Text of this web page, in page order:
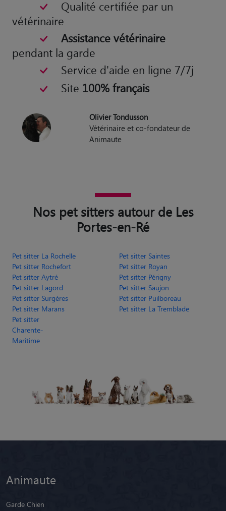
Qualité certifiée par un
vétérinaire
Assistance vétérinaire
pendant la garde
Service d'aide en ligne 7/7j
Site 100% français
Olivier Tondusson
Vétérinaire et co-fondateur de
Animaute
Nos pet sitters autour de Les
Portes-en-Ré
Pet sitter La Rochelle
Pet sitter Saintes
Pet sitter Rochefort
Pet sitter Royan
Pet sitter Aytré
Pet sitter Périgny
Pet sitter Lagord
Pet sitter Saujon
Pet sitter Surgères
Pet sitter Puilboreau
Pet sitter Marans
Pet sitter La Tremblade
Pet sitter
Charente-
Maritime
Animaute
Garde Chien